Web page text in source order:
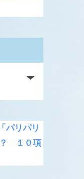
パリパリ
？ １０項